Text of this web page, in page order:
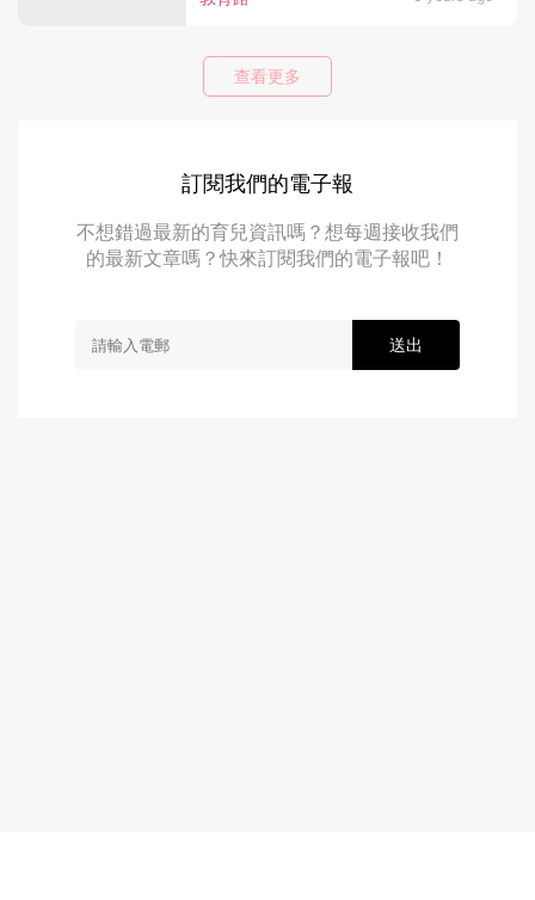
查看更多
訂閱我們的電子報
不想錯過最新的育兒資訊嗎？想每週接收我們
的最新文章嗎？快來訂閱我們的電子報吧！
送出